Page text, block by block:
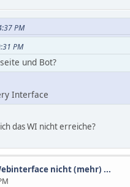
PM
PM
und Bot?
Interface
das WI nicht erreiche?
nicht (mehr) ...